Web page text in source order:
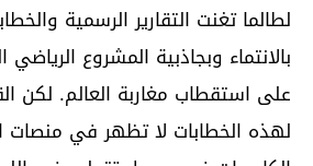
لطالما تغنت التقارير الرسمية
بالانتماء وبجاذبية المشروع
على استقطاب مغاربة العالم. لكن
لهذه الخطابات لا تظهر في منصات